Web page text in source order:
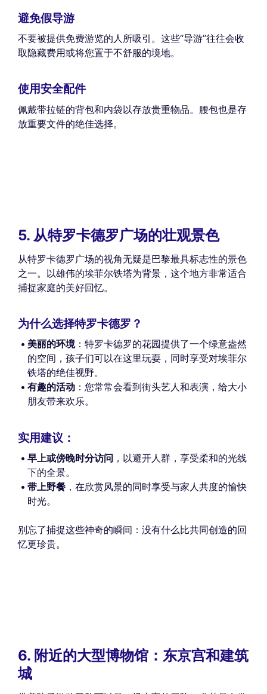
避免假导游
不要被提供免费游览的人所吸引。这些“导游”往往会收
取隐藏费用或将您置于不舒服的境地。
使用安全配件
佩戴带拉链的背包和内袋以存放贵重物品。腰包也是存
放重要文件的绝佳选择。
5. 从特罗卡德罗广场的壮观景色
从特罗卡德罗广场的视角无疑是巴黎最具标志性的景色
之一。以雄伟的埃菲尔铁塔为背景，这个地方非常适合
捕捉家庭的美好回忆。
为什么选择特罗卡德罗？
美丽的环境：特罗卡德罗的花园提供了一个绿意盎然
的空间，孩子们可以在这里玩耍，同时享受对埃菲尔
铁塔的绝佳视野。
有趣的活动 ：您常常会看到街头艺人和表演，给大小
朋友带来欢乐。
实用建议：
早上或傍晚时分访问 ，以避开人群，享受柔和的光线
下的全景。
带上野餐 ，在欣赏风景的同时享受与家人共度的愉快
时光。
别忘了捕捉这些神奇的瞬间：没有什么比共同创造的回
忆更珍贵。
6. 附近的大型博物馆：东京宫和建筑
城